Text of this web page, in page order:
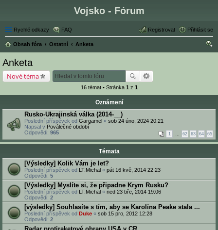
Vojsko - Fórum
Rychlé odkazy FAQ Přihlásit se
Registrovat
Obsah fóra Ostatní
Anketa
Anketa
Nové téma
16 témat • Stránka 1 z 1
Oznámení
Rusko-Ukrajinská válka (2014-__)
Poslední příspěvek od Gargamel « sob 24 úno, 2024 20:21
Napsal v Poválečné období
Odpovědi: 965 1 … 62 63 64 65
Témata
[Výsledky] Kolik Vám je let?
Poslední příspěvek od LT.Michal « pát 16 kvě, 2014 22:23
Odpovědi: 5
[Výsledky] Myslíte si, že připadne Krym Rusku?
Poslední příspěvek od LT.Michal « ned 23 bře, 2014 19:06
Odpovědi: 2
[výsledky] Souhlasíte s tím, aby se Karolína Peake stala ...
Poslední příspěvek od Duke « sob 15 pro, 2012 12:28
Odpovědi: 2